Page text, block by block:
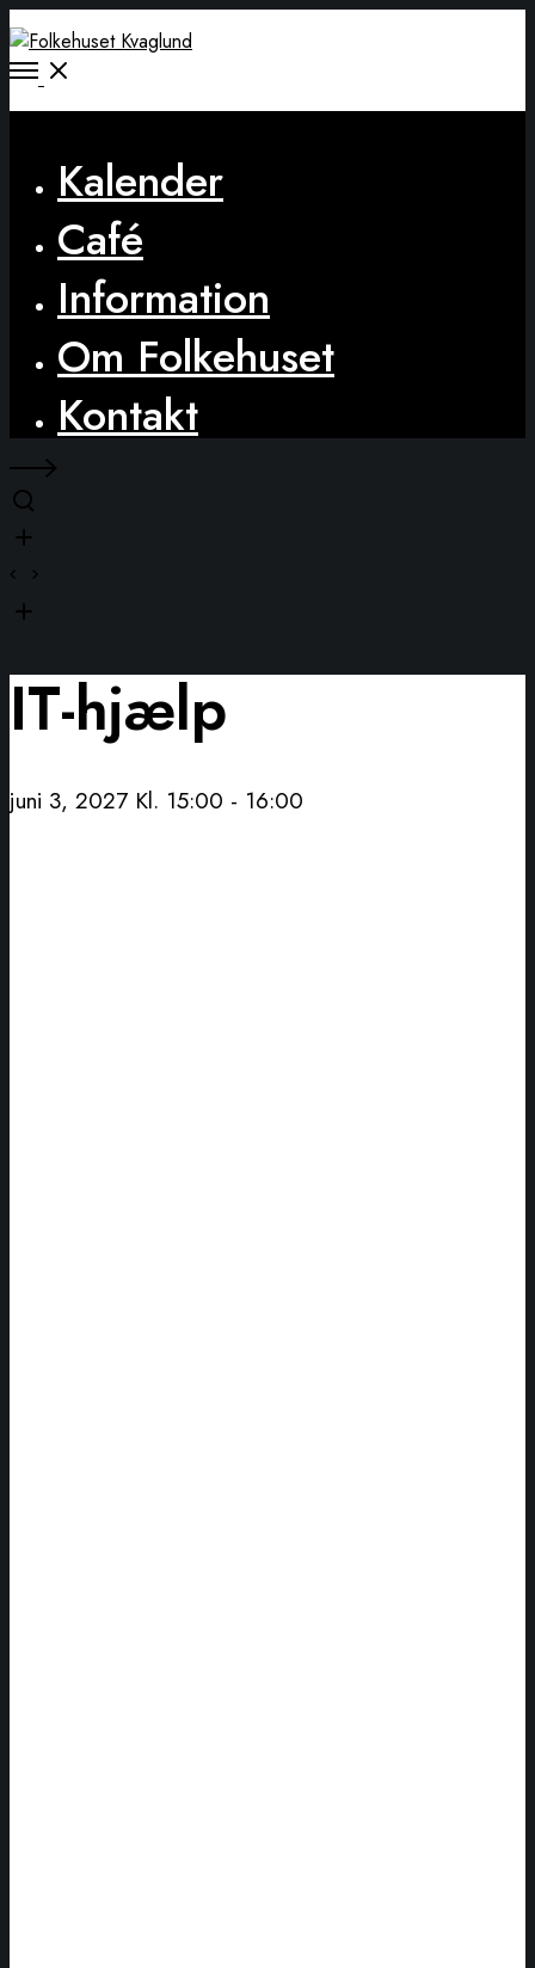
Open
Kalender
Café
Information
Om Folkehuset
Kontakt
IT-hjælp
juni 3, 2027 Kl. 15:00 - 16:00